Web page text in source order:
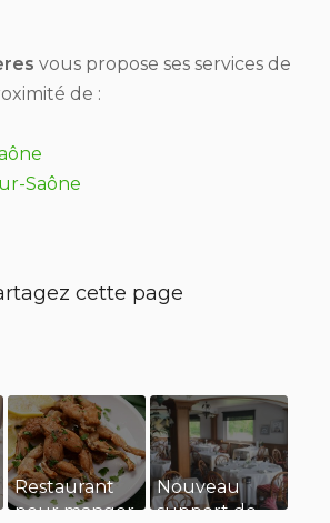
vous propose ses services de
de :
Saône
Restaurant
pour manger
Nouveau
support de